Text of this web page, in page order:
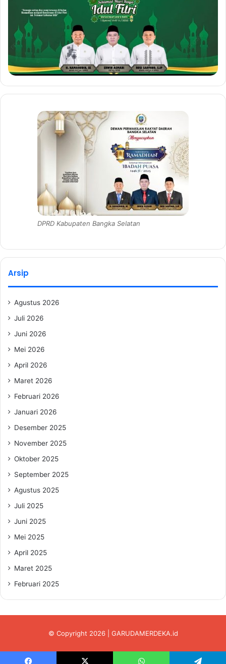
DPRD Kabupaten Bangka Selatan
Arsip
Agustus 2026
Juli 2026
Juni 2026
Mei 2026
April 2026
Maret 2026
Februari 2026
Januari 2026
Desember 2025
November 2025
Oktober 2025
September 2025
Agustus 2025
Juli 2025
Juni 2025
Mei 2025
April 2025
Maret 2025
Februari 2025
© Copyright 2026 | GARUDAMERDEKA.id